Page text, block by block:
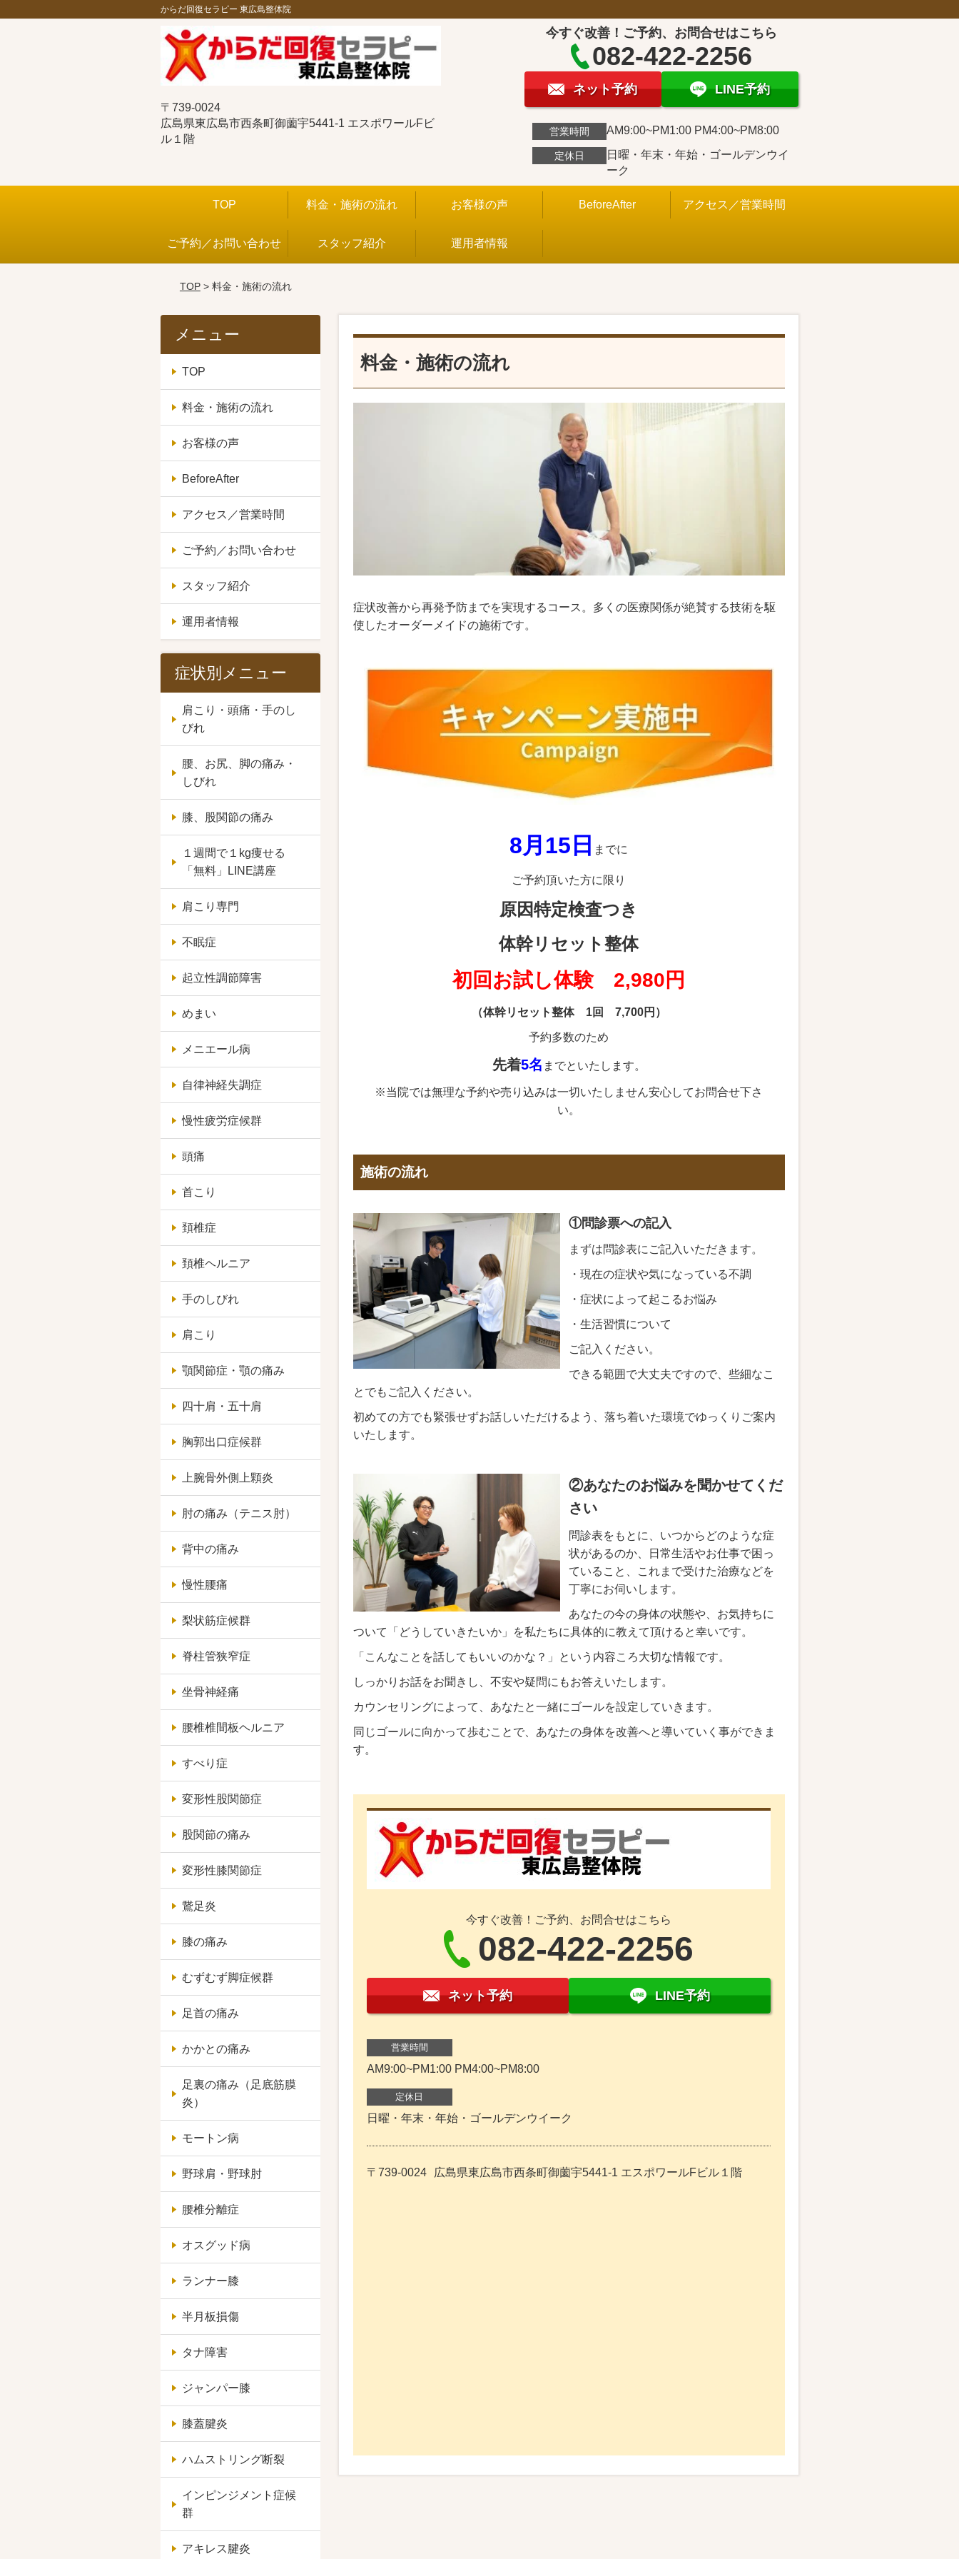
からだ回復セラピー 東広島整体院
〒739-0024
広島県東広島市西条町御薗宇5441-1 エスポワールFビ
ル１階
今すぐ改善！ご予約、お問合せはこちら
082-422-2256
ネット予約 LINE予約
営業時間 AM9:00~PM1:00 PM4:00~PM8:00
定休日
日曜・年末・年始・ゴールデンウイ
ーク
TOP 料金・施術の流れ お客様の声 BeforeAfter アクセス／営業時間
ご予約／お問い合わせ スタッフ紹介 運用者情報
TOP> 料金・施術の流れ
料金・施術の流れ
症状改善から再発予防までを実現するコース。多くの医療関係が絶賛する技術を駆
使したオーダーメイドの施術です。
8月15日 までに
ご予約頂いた方に限り
原因特定検査つき
体幹リセット整体
初回お試し体験 2,980円
（体幹リセット整体 1回 7,700円）
予約多数のため
先着5名 までといたします。
※当院では無理な予約や売り込みは一切いたしません安心してお問合せ下さ
い。
施術の流れ
①問診票への記入
まずは問診表にご記入いただきます。
・現在の症状や気になっている不調
・症状によって起こるお悩み
・生活習慣について
ご記入ください。
できる範囲で大丈夫ですので、些細なこ
とでもご記入ください。
初めての方でも緊張せずお話しいただけるよう、落ち着いた環境でゆっくりご案内
いたします。
②あなたのお悩みを聞かせてくだ
さい
問診表をもとに、いつからどのような症
状があるのか、日常生活やお仕事で困っ
ていること、これまで受けた治療などを
丁寧にお伺いします。
あなたの今の身体の状態や、お気持ちに
ついて「どうしていきたいか」を私たちに具体的に教えて頂けると幸いです。
「こんなことを話してもいいのかな？」という内容ころ大切な情報です。
しっかりお話をお聞きし、不安や疑問にもお答えいたします。
カウンセリングによって、あなたと一緒にゴールを設定していきます。
同じゴールに向かって歩むことで、あなたの身体を改善へと導いていく事ができま
す。
今すぐ改善！ご予約、お問合せはこちら
082-422-2256
ネット予約 LINE予約
営業時間
AM9:00~PM1:00 PM4:00~PM8:00
定休日
日曜・年末・年始・ゴールデンウイーク
〒739-0024 広島県東広島市西条町御薗宇5441-1 エスポワールFビル１階
メニュー
TOP
料金・施術の流れ
お客様の声
BeforeAfter
アクセス／営業時間
ご予約／お問い合わせ
スタッフ紹介
運用者情報
症状別メニュー
肩こり・頭痛・手のし
びれ
腰、お尻、脚の痛み・
しびれ
膝、股関節の痛み
１週間で１kg痩せる
「無料」LINE講座
肩こり専門
不眠症
起立性調節障害
めまい
メニエール病
自律神経失調症
慢性疲労症候群
頭痛
首こり
頚椎症
頚椎ヘルニア
手のしびれ
肩こり
顎関節症・顎の痛み
四十肩・五十肩
胸郭出口症候群
上腕骨外側上顆炎
肘の痛み（テニス肘）
背中の痛み
慢性腰痛
梨状筋症候群
脊柱管狭窄症
坐骨神経痛
腰椎椎間板ヘルニア
すべり症
変形性股関節症
股関節の痛み
変形性膝関節症
鵞足炎
膝の痛み
むずむず脚症候群
足首の痛み
かかとの痛み
足裏の痛み（足底筋膜
炎）
モートン病
野球肩・野球肘
腰椎分離症
オスグッド病
ランナー膝
半月板損傷
タナ障害
ジャンパー膝
膝蓋腱炎
ハムストリング断裂
インピンジメント症候
群
アキレス腱炎